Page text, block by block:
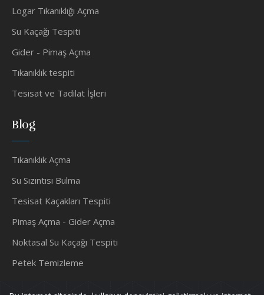
Logar Tıkanıklığı Açma
Su Kaçağı Tespiti
Gider - Pimaş Açma
Tıkanıklık tespiti
Tesisat ve Tadilat İşleri
Blog
Tıkanıklık Açma
Su Sızıntısı Bulma
Tesisat Kaçakları Tespiti
Pimaş Açma - Gider Açma
Noktasal Su Kaçağı Tespiti
Petek Temizleme